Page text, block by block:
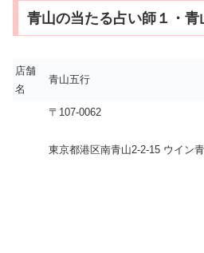
青山の当たる占い師１・青
店舗
名
青山五行
〒107-0062
東京都港区南青山2-2-15 ウイン